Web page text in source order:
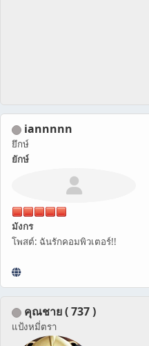
iannnnn
ยึกษ์
ยักษ์
มังกร
โพสต์: ฉันรักคอมพิวเตอร์!!
คุณชาย ( 737 )
แป้งหมี่ตรา